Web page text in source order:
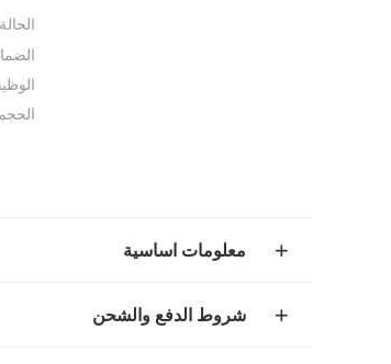
معلومات اساسية
شروط الدفع والشحن